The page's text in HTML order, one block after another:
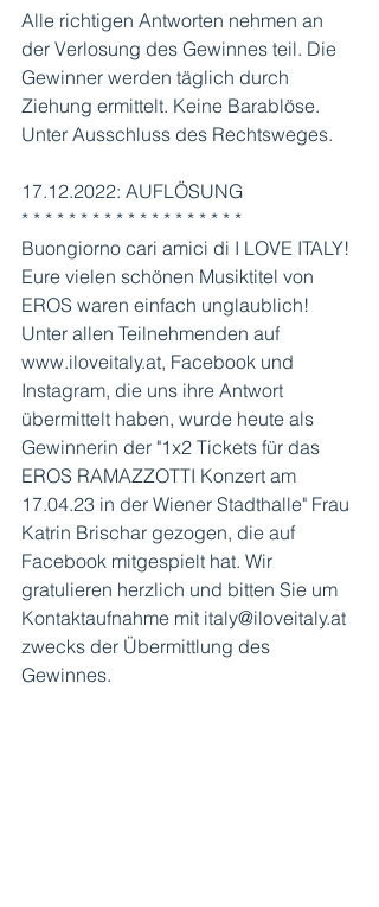
Alle richtigen Antworten nehmen an
der Verlosung des Gewinnes teil. Die
Gewinner werden täglich durch
Ziehung ermittelt. Keine Barablöse.
Unter Ausschluss des Rechtsweges.
17.12.2022: AUFLÖSUNG
* * * * * * * * * * * * * * * * * * *
Buongiorno cari amici di I LOVE ITALY!
Eure vielen schönen Musiktitel von
EROS waren einfach unglaublich!
Unter allen Teilnehmenden auf
www.iloveitaly.at, Facebook und
Instagram, die uns ihre Antwort
übermittelt haben, wurde heute als
Gewinnerin der "1x2 Tickets für das
EROS RAMAZZOTTI Konzert am
17.04.23 in der Wiener Stadthalle" Frau
Katrin Brischar gezogen, die auf
Facebook mitgespielt hat. Wir
gratulieren herzlich und bitten Sie um
Kontaktaufnahme mit italy@iloveitaly.at
zwecks der Übermittlung des
Gewinnes.